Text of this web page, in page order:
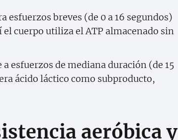
esfuerzos breves (de 0 a 16 segundos)
cuerpo utiliza el ATP almacenado sin
a esfuerzos de mediana duración (de 15
ácido láctico como subproducto,
aeróbica y